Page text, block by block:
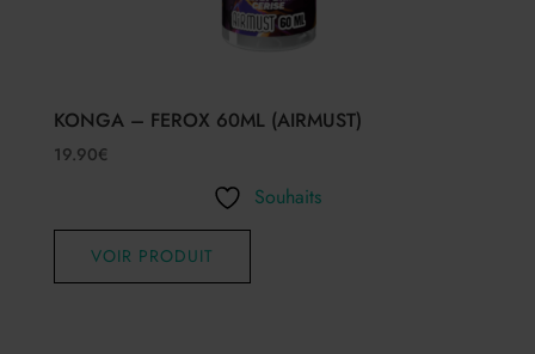
KONGA – FEROX 60ML (AIRMUST)
19.90€
Souhaits
VOIR PRODUIT